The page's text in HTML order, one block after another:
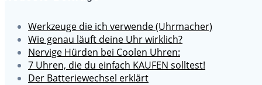
Werkzeuge die ich verwende (Uhrmacher)
Wie genau läuft deine Uhr wirklich?
Nervige Hürden bei Coolen Uhren:
7 Uhren, die du einfach KAUFEN solltest!
Der Batteriewechsel erklärt